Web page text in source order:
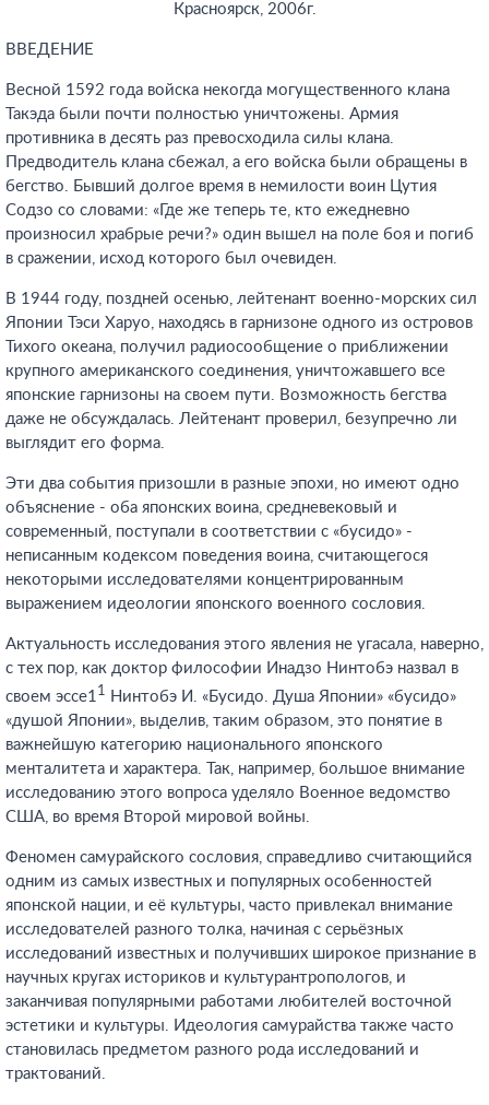
Красноярск, 2006г.
ВВЕДЕНИЕ
Весной 1592 года войска некогда могущественного клана
Такэда были почти полностью уничтожены. Армия
противника в десять раз превосходила силы клана.
Предводитель клана сбежал, а его войска были обращены в
бегство. Бывший долгое время в немилости воин Цутия
Содзо со словами: «Где же теперь те, кто ежедневно
произносил храбрые речи?» один вышел на поле боя и погиб
в сражении, исход которого был очевиден.
В 1944 году, поздней осенью, лейтенант военно-морских сил
Японии Тэси Харуо, находясь в гарнизоне одного из островов
Тихого океана, получил радиосообщение о приближении
крупного американского соединения, уничтожавшего все
японские гарнизоны на своем пути. Возможность бегства
даже не обсуждалась. Лейтенант проверил, безупречно ли
выглядит его форма.
Эти два события призошли в разные эпохи, но имеют одно
объяснение - оба японских воина, средневековый и
современный, поступали в соответствии с «бусидо» -
неписанным кодексом поведения воина, считающегося
некоторыми исследователями концентрированным
выражением идеологии японского военного сословия.
Актуальность исследования этого явления не угасала, наверно,
с тех пор, как доктор философии Инадзо Нинтобэ назвал в
своем эссе11
Нинтобэ И. «Бусидо. Душа Японии» «бусидо»
«душой Японии», выделив, таким образом, это понятие в
важнейшую категорию национального японского
менталитета и характера. Так, например, большое внимание
исследованию этого вопроса уделяло Военное ведомство
США, во время Второй мировой войны.
Феномен самурайского сословия, справедливо считающийся
одним из самых известных и популярных особенностей
японской нации, и её культуры, часто привлекал внимание
исследователей разного толка, начиная с серьёзных
исследований известных и получивших широкое признание в
научных кругах историков и культурантропологов, и
заканчивая популярными работами любителей восточной
эстетики и культуры. Идеология самурайства также часто
становилась предметом разного рода исследований и
трактований.